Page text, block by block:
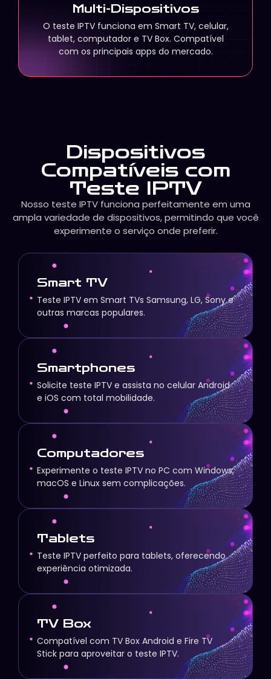
Multi-Dispositivos
O teste IPTV funciona em Smart TV, celular,
tablet, computador e TV Box. Compatível
com os principais apps do mercado.
Dispositivos
Compatíveis com
Teste IPTV
Nosso teste IPTV funciona perfeitamente em uma
ampla variedade de dispositivos, permitindo que você
experimente o serviço onde preferir.
Smart TV
Teste IPTV em Smart TVs Samsung, LG, Sony e
outras marcas populares.
Smartphones
Solicite teste IPTV e assista no celular Android
e iOS com total mobilidade.
Computadores
Experimente o teste IPTV no PC com Windows,
macOS e Linux sem complicações.
Tablets
Teste IPTV perfeito para tablets, oferecendo
experiência otimizada.
TV Box
Compatível com TV Box Android e Fire TV
Stick para aproveitar o teste IPTV.